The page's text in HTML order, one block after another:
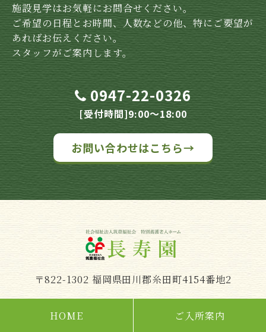
施設見学はお気軽にお問合せください。
ご希望の日程とお時間、人数などの他、特にご要望が
あればお伝えください。
スタッフがご案内します。
0947-22-0326
[受付時間]9:00～18:00
お問い合わせはこちら→
〒822-1302 福岡県田川郡糸田町4154番地2
HOME ご入所案内